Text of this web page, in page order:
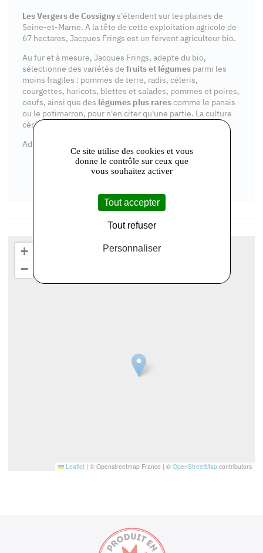
Les Vergers de Cossignys'étendent sur les plaines de
Seine-et-Marne. A la tête de cette exploitation agricole de
67 hectares, Jacques Frings est un fervent agriculteur bio.
Au fur et à mesure, Jacques Frings, adepte du bio,
sélectionne des variétés de fruits et légumes parmi les
moins fragiles : pommes de terre, radis, céleris,
courgettes, haricots, blettes et salades, pommes et poires,
oeufs, ainsi que des légumes plus rarescomme le panais
ou le potimarron, pour n'en citer qu'une partie. La culture
céréalière s'étend sur
40 hectares de son exploitation.
Adresse : 77173 Chevry-Cossigny
+
−
Leaflet | © Openstreetmap France | © OpenStreetMap contributors
Ce site utilise des cookies et vous
donne le contrôle sur ceux que
vous souhaitez activer
Tout accepter
Tout refuser
Personnaliser